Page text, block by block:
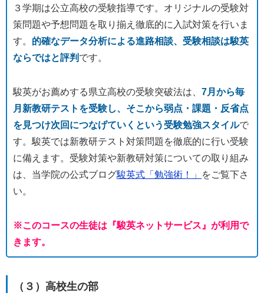
３学期は公立高校の受験指導です。オリジナルの受験対
策問題や予想問題を取り揃え徹底的に入試対策を行いま
す。 的確なデータ分析による進路相談、受験相談は駿英
ならではと評判 です。
駿英がお薦めする県立高校の受験突破法は、 7月から毎
月新教研テストを受験し、そこから弱点・課題・反省点
を見つけ次回につなげていくという受験勉強スタイルで
す。駿英では新教研テスト対策問題を徹底的に行い受験
に備えます。受験対策や新教研対策についての取り組み
は、当学院の公式ブログ駿英式「勉強術！」
をご覧下さ
い。
※このコースの生徒は『駿英ネットサービス』が利用で
きます。
（３）高校生の部